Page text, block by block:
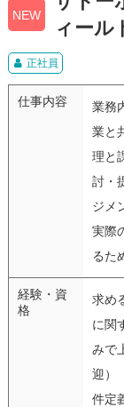
NEW
ィール
正社員
仕事内容
業務
業と
理と
討・
ジメ
実際
るた
経験・資
格
求め
に関
みで
迎）
件定